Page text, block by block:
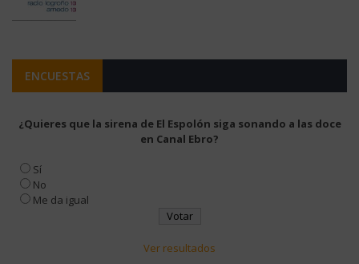
ENCUESTAS
¿Quieres que la sirena de El Espolón siga sonando a las doce
en Canal Ebro?
Sí
No
Me da igual
Ver resultados